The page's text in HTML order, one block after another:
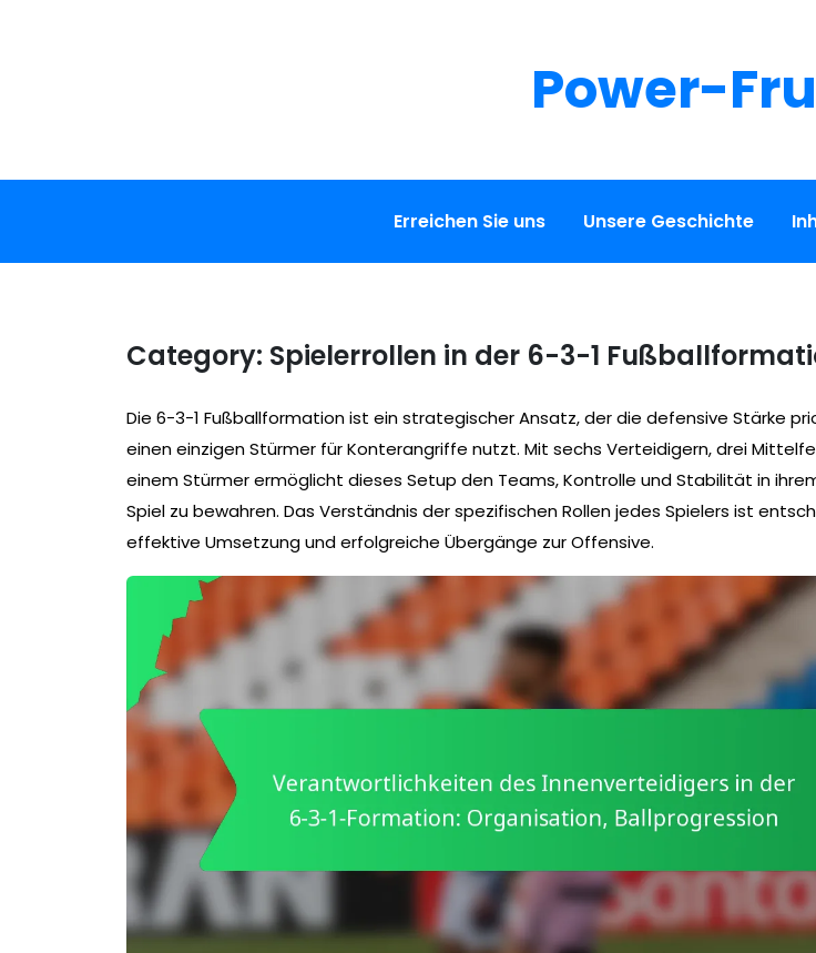
Power-
Erreichen Sie uns Unsere Geschichte
Category: Spielerrollen in der 6-3-1
Die 6-3-1 Fußballformation ist ein strategischer Ansatz, der die defensive Stärke
einen einzigen Stürmer für Konterangriffe nutzt. Mit sechs Verteidigern, drei
einem Stürmer ermöglicht dieses Setup den Teams, Kontrolle und Stabilität in
Spiel zu bewahren. Das Verständnis der spezifischen Rollen jedes Spielers ist
effektive Umsetzung und erfolgreiche Übergänge zur Offensive.